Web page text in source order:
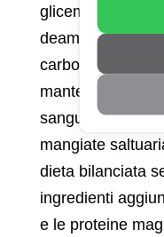
glicemia o ha il
deamidate
carboidrati
mantenere
sangue, ma
mangiate
dieta bilanciata
ingredienti
e le proteine